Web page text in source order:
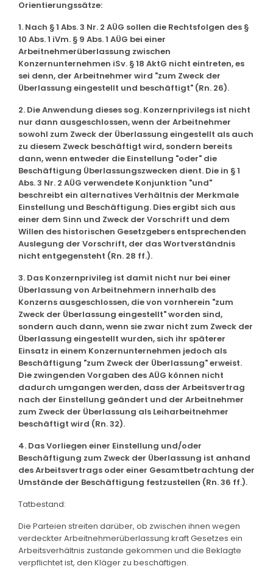
Orientierungssätze:
1. Nach § 1 Abs. 3 Nr. 2 AÜG sollen die Rechtsfolgen des §
10 Abs. 1 iVm. § 9 Abs. 1 AÜG bei einer
Arbeitnehmerüberlassung zwischen
Konzernunternehmen iSv. § 18 AktG nicht eintreten, es
sei denn, der Arbeitnehmer wird "zum Zweck der
Überlassung eingestellt und beschäftigt" (Rn. 26).
2. Die Anwendung dieses sog. Konzernprivilegs ist nicht
nur dann ausgeschlossen, wenn der Arbeitnehmer
sowohl zum Zweck der Überlassung eingestellt als auch
zu diesem Zweck beschäftigt wird, sondern bereits
dann, wenn entweder die Einstellung "oder" die
Beschäftigung Überlassungszwecken dient. Die in § 1
Abs. 3 Nr. 2 AÜG verwendete Konjunktion "und"
beschreibt ein alternatives Verhältnis der Merkmale
Einstellung und Beschäftigung. Dies ergibt sich aus
einer dem Sinn und Zweck der Vorschrift und dem
Willen des historischen Gesetzgebers entsprechenden
Auslegung der Vorschrift, der das Wortverständnis
nicht entgegensteht (Rn. 28 ff.).
3. Das Konzernprivileg ist damit nicht nur bei einer
Überlassung von Arbeitnehmern innerhalb des
Konzerns ausgeschlossen, die von vornherein "zum
Zweck der Überlassung eingestellt" worden sind,
sondern auch dann, wenn sie zwar nicht zum Zweck der
Überlassung eingestellt wurden, sich ihr späterer
Einsatz in einem Konzernunternehmen jedoch als
Beschäftigung "zum Zweck der Überlassung" erweist.
Die zwingenden Vorgaben des AÜG können nicht
dadurch umgangen werden, dass der Arbeitsvertrag
nach der Einstellung geändert und der Arbeitnehmer
zum Zweck der Überlassung als Leiharbeitnehmer
beschäftigt wird (Rn. 32).
4. Das Vorliegen einer Einstellung und/oder
Beschäftigung zum Zweck der Überlassung ist anhand
des Arbeitsvertrags oder einer Gesamtbetrachtung der
Umstände der Beschäftigung festzustellen (Rn. 36 ff.).
Tatbestand:
Die Parteien streiten darüber, ob zwischen ihnen wegen
verdeckter Arbeitnehmerüberlassung kraft Gesetzes ein
Arbeitsverhältnis zustande gekommen und die Beklagte
verpflichtet ist, den Kläger zu beschäftigen.